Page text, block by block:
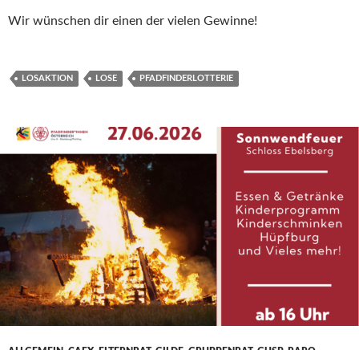
Wir wünschen dir einen der vielen Gewinne!
LOSAKTION LOSE PFADFINDERLOTTERIE